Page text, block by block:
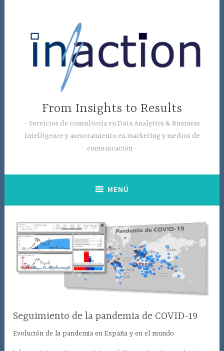
contenido
From Insights to Results
Servicios de consultoría en Data Analytics & Business
Intelligence y asesoramiento en marketing y medios de
comunicación
MENÚ
Seguimiento de la pandemia de COVID-19
Evolución de la pandemia en España y en el mundo